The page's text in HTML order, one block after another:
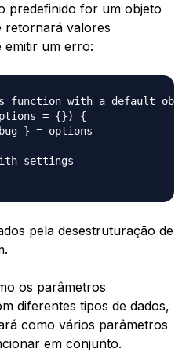
predefinido for um objeto
retornará valores
emitir um erro:
function with a default
= {})
{
} = options
settings
pela desestruturação de
os parâmetros
diferentes tipos de dados,
como vários parâmetros
em conjunto.